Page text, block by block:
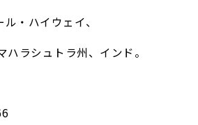
・ハイウェイ、
ハラシュトラ州、インド。